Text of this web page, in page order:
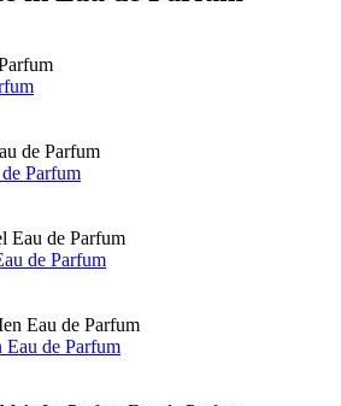
Parfum
de Parfum
Eau de Parfum